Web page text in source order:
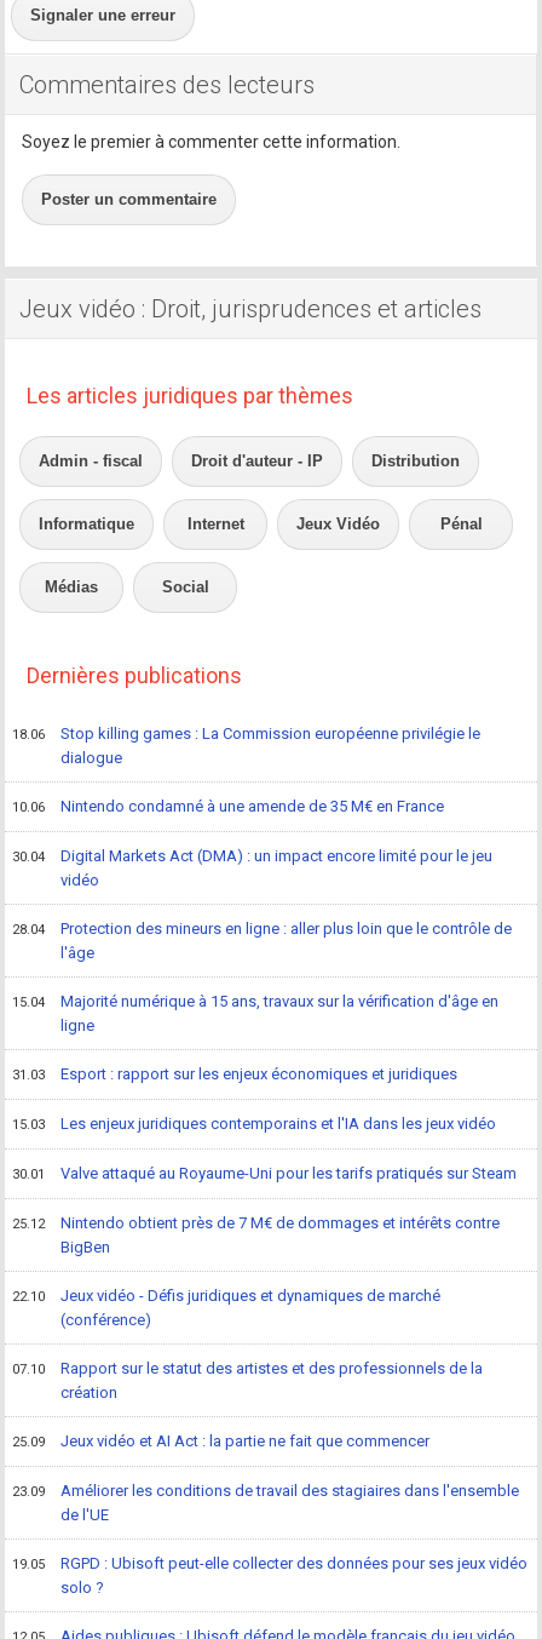
Signaler une erreur
Commentaires des lecteurs
Soyez le premier à commenter cette information.
Poster un commentaire
Jeux vidéo : Droit, jurisprudences et articles
Les articles juridiques par thèmes
Admin - fiscal Droit d'auteur - IP Distribution
Informatique Internet Jeux Vidéo Pénal
Médias Social
Dernières publications
18.06
Stop killing games : La Commission européenne privilégie le
dialogue
10.06 Nintendo condamné à une amende de 35 M€ en France
30.04
Digital Markets Act (DMA) : un impact encore limité pour le jeu
vidéo
28.04
Protection des mineurs en ligne : aller plus loin que le contrôle de
l'âge
15.04
Majorité numérique à 15 ans, travaux sur la vérification d'âge en
ligne
31.03 Esport : rapport sur les enjeux économiques et juridiques
15.03 Les enjeux juridiques contemporains et l'IA dans les jeux vidéo
30.01 Valve attaqué au Royaume-Uni pour les tarifs pratiqués sur Steam
25.12
Nintendo obtient près de 7 M€ de dommages et intérêts contre
BigBen
22.10
Jeux vidéo - Défis juridiques et dynamiques de marché
(conférence)
07.10
Rapport sur le statut des artistes et des professionnels de la
création
25.09 Jeux vidéo et AI Act : la partie ne fait que commencer
23.09
Améliorer les conditions de travail des stagiaires dans l'ensemble
de l'UE
19.05
RGPD : Ubisoft peut-elle collecter des données pour ses jeux vidéo
solo ?